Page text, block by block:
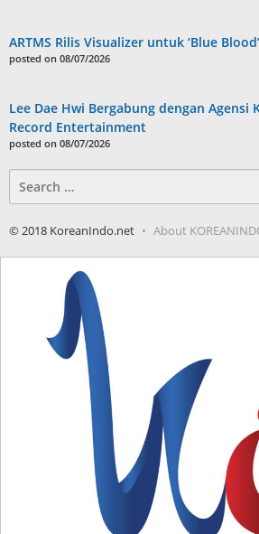
ARTMS Rilis Visualizer untuk ‘Blue Blood’
posted on 08/07/2026
Lee Dae Hwi Bergabung dengan Agensi
Record Entertainment
posted on 08/07/2026
for:
© 2018 KoreanIndo.net About